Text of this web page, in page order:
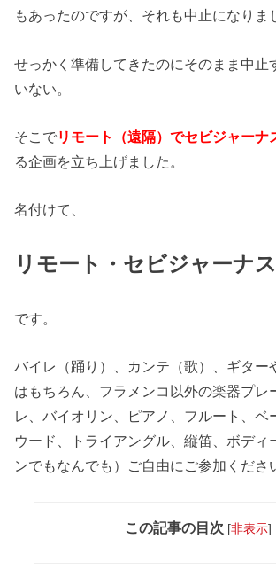
もあったのですが、それも中止になりま
せっかく準備してきたのにそのまま中止
いない。
そこでリモート（遠隔）でセビジャーナ
る企画を立ち上げました。
名付けて、
リモート・セビジャーナス
です。
バイレ（踊り）、カンテ（歌）、ギター
はもちろん、フラメンコ以外の楽器プレ
レ、バイオリン、ピアノ、フルート、ベ
ウード、トライアングル、縦笛、ボディ
ンでもなんでも）ご自由にご参加くださ
この記事の目次 [非表示]